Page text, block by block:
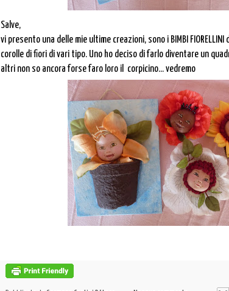
Salve,
vi presento una delle mie ultime creazioni, sono i BIMBI FIORELLINI
corolle di fiori di vari tipo. Uno ho deciso di farlo diventare un
altri non so ancora forse faro loro il corpicino... vedremo